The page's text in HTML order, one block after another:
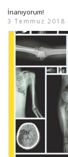
İnanıyorum!
3 Temmuz 2018